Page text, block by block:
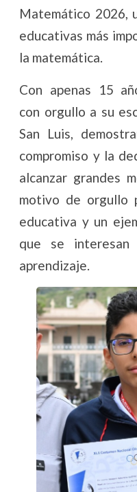
Matemático 2026,
educativas más
la matemática.
Con apenas 15
con orgullo a su
San Luis,
compromiso y la
alcanzar grandes
motivo de orgullo
educativa y un
que se
aprendizaje.